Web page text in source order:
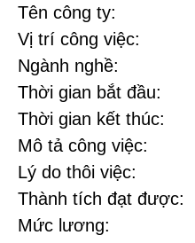
Tên công ty:
Vị trí công việc:
Ngành nghề:
Thời gian bắt đầu:
Thời gian kết thúc:
Mô tả công việc:
Lý do thôi việc:
Thành tích đạt được:
Mức lương: